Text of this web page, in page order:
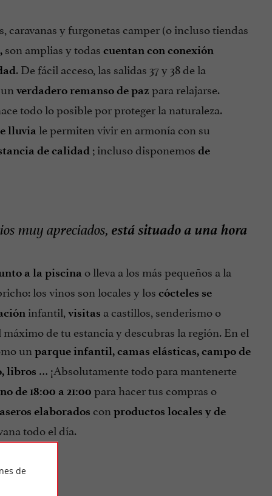
caravanas y furgonetas camper (o incluso tiendas
son amplias y todas cuentan con conexión
. De fácil acceso, las salidas 37 y 38 de la
verdadero remanso de paz para relajarse.
todo lo posible por proteger la naturaleza.
lluvia le permiten vivir en armonía con su
de calidad ; incluso disponemos de
muy apreciados, está situado a una hora
a la piscina o lleva a los más pequeños a la
los vinos son locales y los cócteles se
infantil, visitas a castillos, senderismo o
de tu estancia y descubras la región. En el
un parque infantil, camas elásticas, campo de
libros … ¡Absolutamente todo para mantenerte
de 18:00 a 21:00 para hacer tus compras o
elaborados con productos locales y de
todo el día.
de